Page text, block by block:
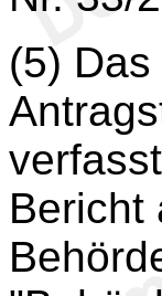
(5)
Bericht